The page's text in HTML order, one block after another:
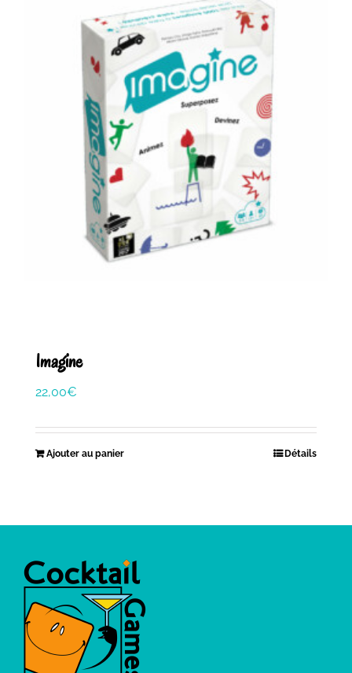
Imagine
22,00€
Ajouter au panier Détails